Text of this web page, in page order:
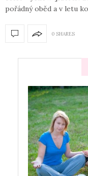
pořádný oběd a v letu
0 SHARES